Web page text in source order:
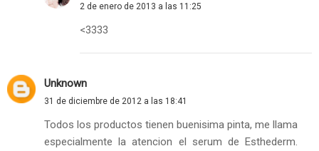
2 de enero de 2013 a las 11:25
<3333
Unknown
31 de diciembre de 2012 a las 18:41
Todos los productos tienen buenisima pinta, me llama
especialmente la atencion el serum de Esthederm.